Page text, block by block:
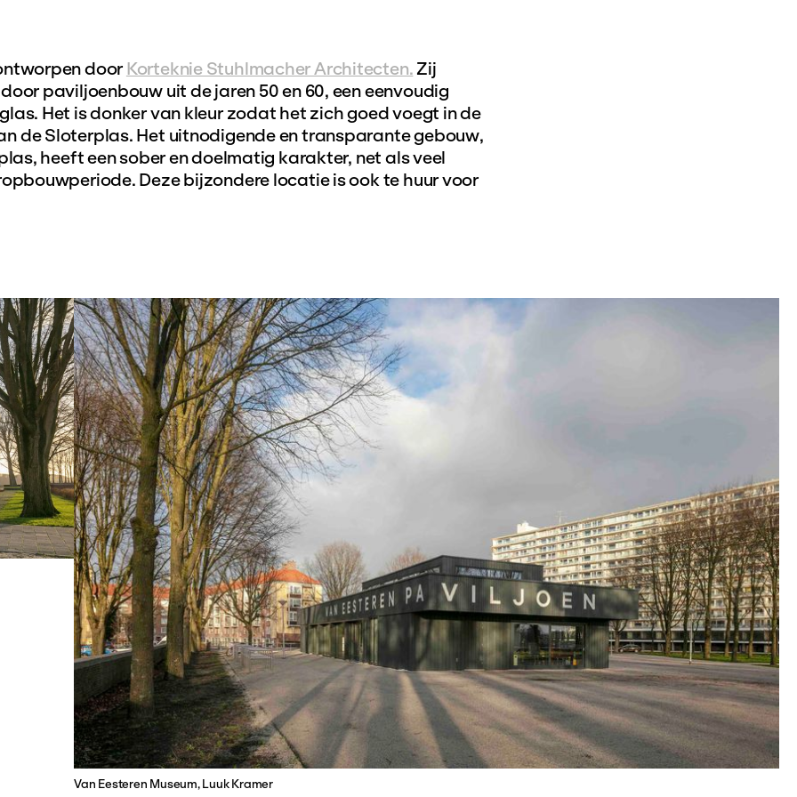
door Korteknie Stuhlmacher Architecten. Zij
paviljoenbouw uit de jaren 50 en 60, een eenvoudig
Het is donker van kleur zodat het zich goed voegt in de
de Sloterplas. Het uitnodigende en transparante gebouw,
heeft een sober en doelmatig karakter, net als veel
Deze bijzondere locatie is ook te huur voor
Van Eesteren Museum, Luuk Kramer